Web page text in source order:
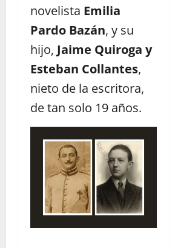
novelista Emilia
Pardo Bazán, y su
hijo, Jaime Quiroga y
Esteban Collantes,
nieto de la escritora,
de tan solo 19 años.